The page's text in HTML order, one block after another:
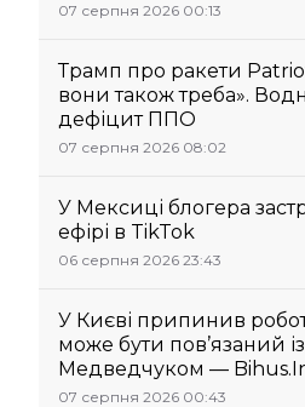
07 серпня 2026 00:13
Трамп про ракети
вони також треба».
дефіцит ППО
07 серпня 2026 08:02
У Мексиці блогера
ефірі в TikTok
06 серпня 2026 23:43
У Києві припинив
може бути пов’язаний
Медведчуком —
07 серпня 2026 00:43